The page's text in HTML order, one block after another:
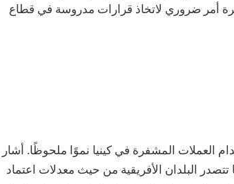
أمر ضروري لاتخاذ قرارات مدروسة في قطاع
العملات المشفرة في كينيا نموًا ملحوظًا. أشار
كينيا تتصدر البلدان الأفريقية من حيث معدلات اعتماد